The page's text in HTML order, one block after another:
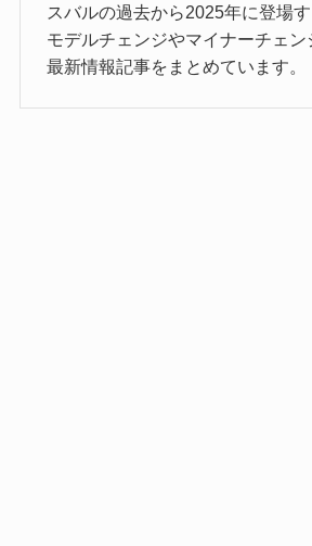
スバルの過去から2025年に登場
モデルチェンジやマイナーチェ
最新情報記事をまとめています。